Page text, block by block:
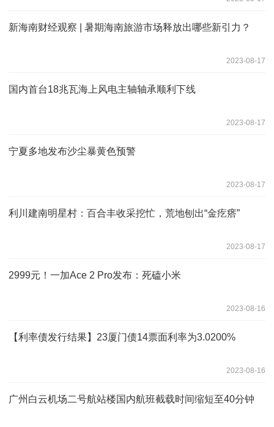
新海南财经观察 | 暑期海南旅游市场释放出哪些新引力？
2023-08-17
国内首台18兆瓦海上风电主轴轴承顺利下线
2023-08-17
宁夏多地发布沙尘暴黄色预警
2023-08-17
利川建南明星村：百合丰收采挖忙，荒地刨出“金疙瘩”
2023-08-17
2999元！一加Ace 2 Pro发布：死磕小米
2023-08-16
【利率债发行结果】23厦门债14票面利率为3.0200%
2023-08-16
广州白云机场二号航站楼国内航班截载时间缩短至40分钟